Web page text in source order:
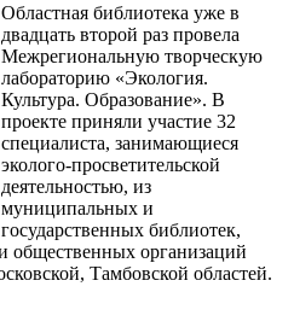
Областная библиотека уже в
двадцать второй раз провела
Межрегиональную творческую
лабораторию «Экология.
Культура. Образование». В
проекте приняли участие 32
специалиста, занимающиеся
эколого-просветительской
деятельностью, из
муниципальных и
государственных библиотек,
общественных организаций
Тамбовской областей.